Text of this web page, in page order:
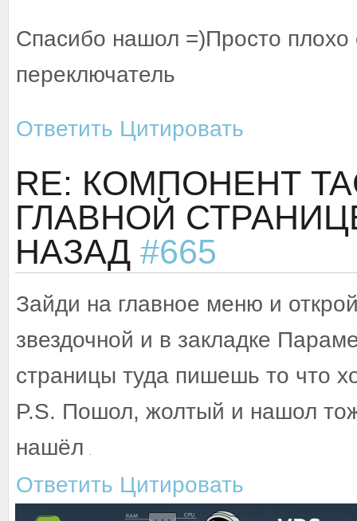
Спасибо нашол =)Просто плохо
переключатель
Ответить Цитировать
RE: КОМПОНЕНТ
ГЛАВНОЙ
НАЗАД #665
Зайди на главное меню и
звездочной и в закладке
страницы туда пишешь то что
P.S. Пошол, жолтый и нашол
нашёл
Ответить Цитировать